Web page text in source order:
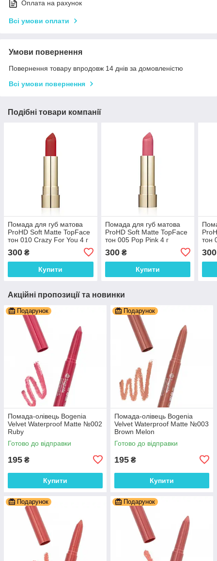
Оплата на рахунок
Всі умови оплати
Умови повернення
Повернення товару впродовж 14 днів за домовленістю
Всі умови повернення
Подібні товари компанії
Помада для губ матова
ProHD Soft Matte TopFace
тон 010 Crazy For You 4 г
300 ₴
Купити
Помада для губ матова
ProHD Soft Matte TopFace
тон 005 Pop Pink 4 г
300₴
Купити
тон
300
Акційні пропозиції та новинки
Подарунок
Помада-олівець Bogenia
Velvet Waterproof Matte №002
Ruby
Готово до відправки
195 ₴
Купити
Подарунок
Помада-олівець Bogenia
Velvet Waterproof Matte №003
Brown Melon
Готово до відправки
195 ₴
Купити
Подарунок Подарунок